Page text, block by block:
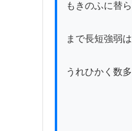
もきのふに替
まで長短強弱
うれひかく数